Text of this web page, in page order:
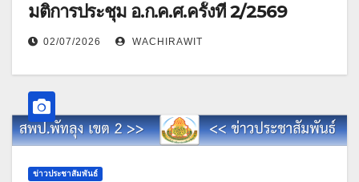
มติการประชุม อ.ก.ค.ศ.ครั้งที่ 2/2569
02/07/2026 WACHIRAWIT
ข่าวประชาสัมพันธ์